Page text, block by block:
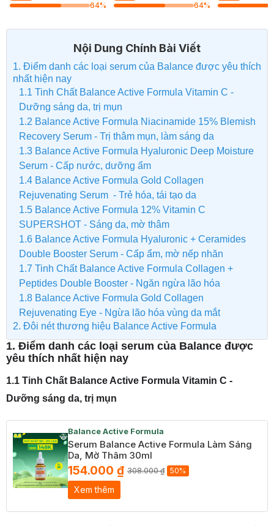
64%
64%
Nội Dung Chính Bài Viết
1. Điểm danh các loại serum của Balance được yêu thích
nhất hiện nay
1.1 Tinh Chất Balance Active Formula Vitamin C -
Dưỡng sáng da, trị mụn
1.2 Balance Active Formula Niacinamide 15% Blemish
Recovery Serum - Trị thâm mụn, làm sáng da
1.3 Balance Active Formula Hyaluronic Deep Moisture
Serum - Cấp nước, dưỡng ẩm
1.4 Balance Active Formula Gold Collagen
Rejuvenating Serum - Trẻ hóa, tái tạo da
1.5 Balance Active Formula 12% Vitamin C
SUPERSHOT - Sáng da, mờ thâm
1.6 Balance Active Formula Hyaluronic + Ceramides
Double Booster Serum - Cấp ẩm, mờ nếp nhăn
1.7 Tinh Chất Balance Active Formula Collagen +
Peptides Double Booster - Ngăn ngừa lão hóa
1.8 Balance Active Formula Gold Collagen
Rejuvenating Eye - Ngừa lão hóa vùng da mắt
2. Đôi nét thương hiệu Balance Active Formula
1. Điểm danh các loại serum của Balance được
yêu thích nhất hiện nay
1.1 Tinh Chất Balance Active Formula Vitamin C -
Dưỡng sáng da, trị mụn
Balance Active Formula
Serum Balance Active Formula Làm Sáng
Da, Mờ Thâm 30ml
154.000 ₫ 308.000 ₫ 50%
Xem thêm